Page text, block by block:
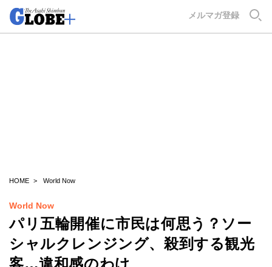
メルマガ登録
HOME World Now
World Now
パリ五輪開催に市民は何思う？ソー
シャルクレンジング、殺到する観光
客…違和感のわけ